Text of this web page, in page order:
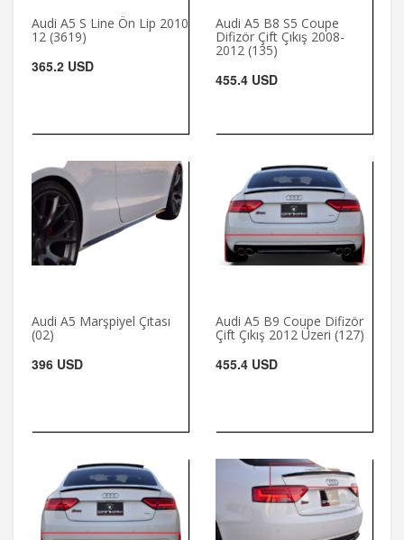
Audi A5 S Line Ön Lip 2010
12 (3619)
365.2 USD
Audi A5 B8 S5 Coupe
Difizör Çift Çıkış 2008-
2012 (135)
455.4 USD
Audi A5 Marşpiyel Çıtası
(02)
396 USD
Audi A5 B9 Coupe Difizör
Çift Çıkış 2012 Üzeri (127)
455.4 USD